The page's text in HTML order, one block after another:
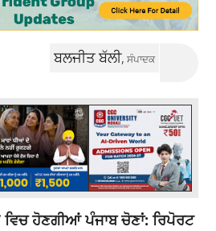
ਬਲਜੀਤ ਬੱਲੀ,ਸੰਪਾਦਕ
ਵਿਚ ਹੋਣਗੀਆਂ ਪੰਜਾਬ ਚੋਣਾਂ: ਰਿਪੋਰਟ